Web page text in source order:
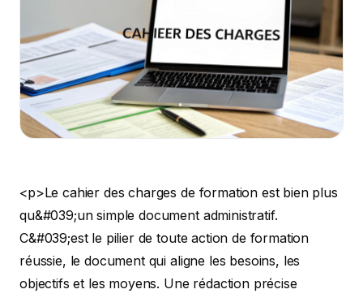
<p>Le cahier des charges de formation est bien plus qu&#039;un simple document administratif. C&#039;est le pilier de toute action de formation réussie, le document qui aligne les besoins, les objectifs et les moyens. Une rédaction précise garantit non seulement la qualité pédagogique, mais elle est aussi indispensable pour votre conformité réglementaire, notamment avec la certification Qualiopi.</p> <p>Pourtant, face à la diversité des projets, comment choisir le bon modèle ? Selon une étude de France Compétences publiée en 2024, 65 % des non-conformités Qualiopi sont liées à une inadéquation entre les objectifs définis et les moyens mis en œuvre. C&#039;est un problème directement adressé par un cahier des charges solide. Maîtriser sa rédaction est donc une compétence clé pour tout organisme de formation ou entreprise.</p> <p>Ce guide complet est conçu pour vous faire gagner du temps et de l&#039;efficacité. Nous allons décortiquer ensemble <strong>7 exemples de cahier des charges formation</strong>, chacun adapté à un contexte spécifique, du blended learning à l&#039;approche par compétences.</p> <p>Pour chaque <strong>cahier des charges formation exemple</strong>, vous trouverez :</p> <ul> <li>Un <strong>modèle téléchargeable</strong> prêt à l&#039;emploi.</li> <li>Une analyse point par point des clauses essentielles.</li> <li>Des conseils pratiques pour l&#039;adapter à vos propres besoins.</li> <li>Une checklist des points de vigilance pour une conformité Qualiopi sans faille.</li> </ul> <p>L&#039;objectif est de vous fournir des outils concrets et une méthode claire pour transformer ce document souvent perçu comme une contrainte en un véritable levier de performance pour vos projets de formation.</p> <h2>1. Cahier des Charges Formation Standard AFNOR : un exemple de conformité</h2> <p>Le cahier des charges formation standard AFNOR est la référence pour formaliser les actions de formation en France. Créé par l&#039;Association Française de Normalisation, ce modèle s&#039;appuie sur des normes reconnues pour garantir un cadre structuré et de qualité. Il est un outil indispensable pour les organismes visant la certification Qualiopi, car il intègre naturellement les exigences du Référentiel National Qualité (RNQ).</p> <p>En adoptant ce standard, vous définissez avec précision chaque aspect de votre prestation : contexte, objectifs pédagogiques, public cible, contenu détaillé, modalités de déroulement et critères d&#039;évaluation. Ce niveau de détail assure une communication transparente entre le commanditaire, l&#039;organisme de formation et les apprenants. C&#039;est un véritable gage de sérieux et de professionnalisme.</p> <p><figure class="wp-block-image size-large"><img decoding="async" data-src="https://cdn.outrank.so/31b67d64-534a-440c-8417-058be47e7193/5c344558-a000-4e3d-bb36-6b514bb52690/specification-training-example-afnor-compliance.jpg" alt="Une table de bureau avec un ordinateur portable, des documents, un stylo, une plante verte et une étiquette &#039;CONFORMITE AFNOR&#039;." src="data:image/gif;base64,R0lGODlhAQABAAAAACH5BAEKAAEALAAAAAABAAEAAAICTAEAOw==" class="lazyload" /></figure> </p> <h3>Analyse Stratégique et Exemples d&#039;Application</h3> <p>Le principal atout du modèle AFNOR est sa capacité à standardiser les processus tout en restant adaptable. Il ne s&#039;agit pas d&#039;un simple formulaire, mais d&#039;une méthode de travail qui aligne vos pratiques sur les standards nationaux.</p> <ul> <li> <p><strong>Exemple 1 : Le grand groupe industriel.</strong> Une entreprise du CAC 40 utilise un <strong>cahier des charges formation exemple</strong> basé sur le modèle AFNOR pour toutes ses formations internes. Cela garantit une qualité homogène sur tous ses sites, simplifie les audits et facilite la comparaison des offres des prestataires externes.</p> </li> <li> <p><strong>Exemple 2 : Le centre de formation préparant à Qualiopi.</strong> Un organisme de formation spécialisé dans le digital a systématiquement utilisé le cadre AFNOR pour documenter ses programmes. Lors de son audit Qualiopi, la clarté et la complétude de ses cahiers des charges ont été des points forts, démontrant une maîtrise parfaite des indicateurs liés à la conception des prestations.</p> </li> </ul> <h3>Conseils Pratiques pour l&#039;Implémentation</h3> <p>Pour tirer le meilleur parti de ce standard, une approche méthodique est essentielle. Voici quelques conseils pour une mise en œuvre réussie :</p> <ul> <li><strong>Désignez un référent qualité :</strong> Nommez une personne responsable de la bonne application du modèle. Elle veillera à la cohérence et à la mise à jour des documents.</li> <li><strong>Commencez par un projet pilote :</strong> Avant de généraliser l&#039;usage du modèle, testez-le sur un ou deux programmes. Cela permet d&#039;identifier les points de friction et d&#039;ajuster le modèle à vos spécificités.</li> <li><strong>Intégrez les retours d&#039;expérience :</strong> Le cahier des charges est un document vivant. Planifiez des revues régulières pour l&#039;actualiser en fonction des évaluations des apprenants et des évolutions réglementaires.</li> <li><strong>Utilisez les ressources officielles :</strong> L&#039;AFNOR propose des guides et des formations pour accompagner les professionnels. N&#039;hésitez pas à vous appuyer sur ces ressources.</li> </ul> <h2>2. Cahier des Charges Formation Approche par Compétences : un exemple pratique</h2> <p>Le cahier des charges formation axé sur une approche par compétences déplace le focus du contenu vers les capacités opérationnelles que l&#039;apprenant doit maîtriser. Au lieu de lister des modules, ce modèle définit les savoirs, savoir-faire et savoir-être que l&#039;individu pourra démontrer à la fin de la formation. Cette approche est très appréciée des financeurs comme le CPF et les OPCO, car elle garantit un lien direct entre la formation et les besoins du marché du travail.</p> <p>En structurant votre cahier des charges autour des compétences, vous construisez un parcours plus concret et mesurable. Chaque objectif pédagogique se traduit par une compétence évaluable, ce qui clarifie les attentes pour tout le monde. C&#039;est une démarche qui favorise l&#039;employabilité et assure une adéquation précise entre l&#039;investissement et le gain opérationnel attendu, un critère clé pour Qualiopi.</p> <p><figure class="wp-block-image size-large"><img decoding="async" data-src="https://cdn.outrank.so/31b67d64-534a-440c-8417-058be47e7193/489c9d14-e0af-45d3-80d3-271004afe849/requirements-specification-training-example-tablet-display.jpg" alt="Tablette sur une table en bois affichant une carte avec des repères et le texte « Approche par Compétences », à côté d&#039;un carnet et d&#039;un stylo." src="data:image/gif;base64,R0lGODlhAQABAAAAACH5BAEKAAEALAAAAAABAAEAAAICTAEAOw==" class="lazyload" /></figure> </p> <h3>Analyse Stratégique et Exemples d&#039;Application</h3> <p>L&#039;avantage principal de cette approche est son alignement avec les référentiels de compétences métiers (fiches ROME, RNCP). Elle transforme la formation en un véritable outil de développement de carrière.</p> <ul> <li> <p><strong>Exemple 1 : Le centre de formation au numérique.</strong> Une école du web conçoit un <strong>cahier des charges formation exemple</strong> pour son parcours &quot;Développeur Full-Stack&quot;. Au lieu de lister &quot;Module 1 : HTML/CSS&quot;, le document stipule &quot;Compétence visée : Maquetter une application web responsive&quot;. Chaque compétence est associée à un projet pratique et à une grille d&#039;évaluation précise.</p> </li> <li> <p><strong>Exemple 2 : Le programme de montée en compétences en entreprise.</strong> Un groupe de distribution forme ses chefs de rayon. Le cahier des charges définit des compétences clés comme &quot;Piloter un compte d&#039;exploitation&quot;. Les évaluations sont des mises en situation professionnelles, garantissant un transfert immédiat des acquis sur le terrain.</p> </li> </ul> <h3>Conseils Pratiques pour l&#039;Implémentation</h3> <p>Adopter une approche par compétences demande une ingénierie pédagogique rigoureuse. Voici quelques étapes clés pour réussir :</p> <ul> <li><strong>Analysez les besoins métiers :</strong> Collaborez avec des experts du secteur pour définir les compétences attendues. Utilisez les fiches ROME et les référentiels de certification comme base.</li> <li><strong>Créez des grilles d&#039;évaluation claires :</strong> Pour chaque compétence, définissez des niveaux de maîtrise observables (ex: débutant, autonome, expert). Cela rend l&#039;évaluation transparente et objective.</li> <li><strong>Impliquez les employeurs dans la conception :</strong> Invitez des entreprises partenaires à valider le référentiel de compétences. Leur retour assure la pertinence de votre offre.</li> <li><strong>Documentez les preuves de validation :</strong> Conservez les preuves de l&#039;acquisition des compétences (projets, évaluations, etc.). Ces éléments sont essentiels lors d&#039;un audit Qualiopi.</li> </ul> <h2>3. Cahier des Charges Formation Blended Learning : un exemple de flexibilité</h2> <p>Le cahier des charges pour la formation en blended learning (ou apprentissage mixte) est devenu un standard. Il structure les parcours qui combinent des sessions en présentiel (ou classe virtuelle) avec des modules en ligne. Cette approche hybride répond aux besoins de flexibilité des apprenants et des entreprises, en optimisant les interactions humaines et l&#039;autonomie.</p> <p>Un <strong>cahier des charges formation exemple</strong> pour le blended learning détaille avec précision l&#039;articulation entre les différentes modalités. Il définit les contenus, les outils (LMS, visioconférence), le suivi de l&#039;engagement à distance et les liens entre les phases synchrones et asynchrones. Il garantit une expérience d&#039;apprentissage fluide et cohérente, tout en étant une preuve de conformité essentielle pour Qualiopi.<